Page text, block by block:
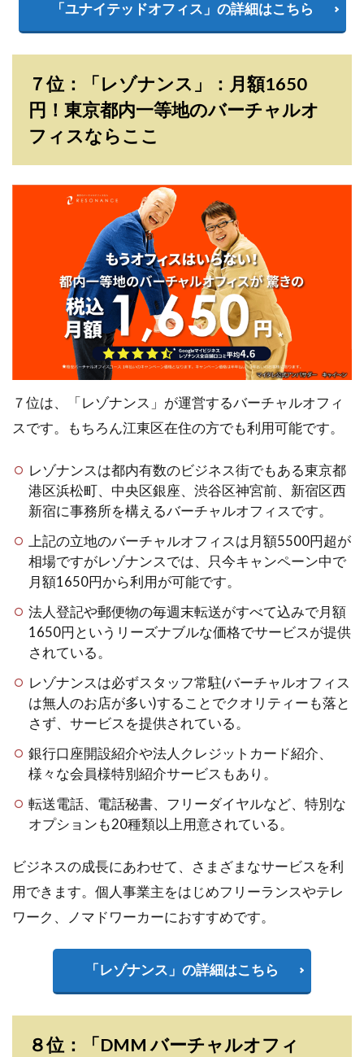
「ユナイテッドオフィス」の詳細はこちら
７位：「レゾナンス」：月額1650
円！東京都内一等地のバーチャルオ
フィスならここ
７位は、「レゾナンス」が運営するバーチャルオフィ
スです。もちろん江東区在住の方でも利用可能です。
レゾナンスは都内有数のビジネス街でもある東京都
港区浜松町、中央区銀座、渋谷区神宮前、新宿区西
新宿に事務所を構えるバーチャルオフィスです。
上記の立地のバーチャルオフィスは月額5500円超が
相場ですがレゾナンスでは、只今キャンペーン中で
月額1650円から利用が可能です。
法人登記や郵便物の毎週末転送がすべて込みで月額
1650円というリーズナブルな価格でサービスが提供
されている。
レゾナンスは必ずスタッフ常駐(バーチャルオフィス
は無人のお店が多い)することでクオリティーも落と
さず、サービスを提供されている。
銀行口座開設紹介や法人クレジットカード紹介、
様々な会員様特別紹介サービスもあり。
転送電話、電話秘書、フリーダイヤルなど、特別な
オプションも20種類以上用意されている。
ビジネスの成長にあわせて、さまざまなサービスを利
用できます。個人事業主をはじめフリーランスやテレ
ワーク、ノマドワーカーにおすすめです。
「レゾナンス」の詳細はこちら
８位：「DMM バーチャルオフィ